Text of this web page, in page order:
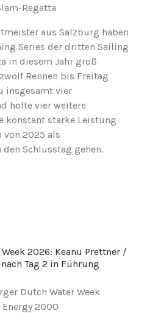
Regatta
aus Salzburg haben
Series der dritten Sailing
in diesem Jahr groß
Rennen bis Freitag
insgesamt vier
holte vier weitere
konstant starke Leistung
von 2025 als
Schlusstag gehen.
2026: Keanu Prettner /
Tag 2 in Führung